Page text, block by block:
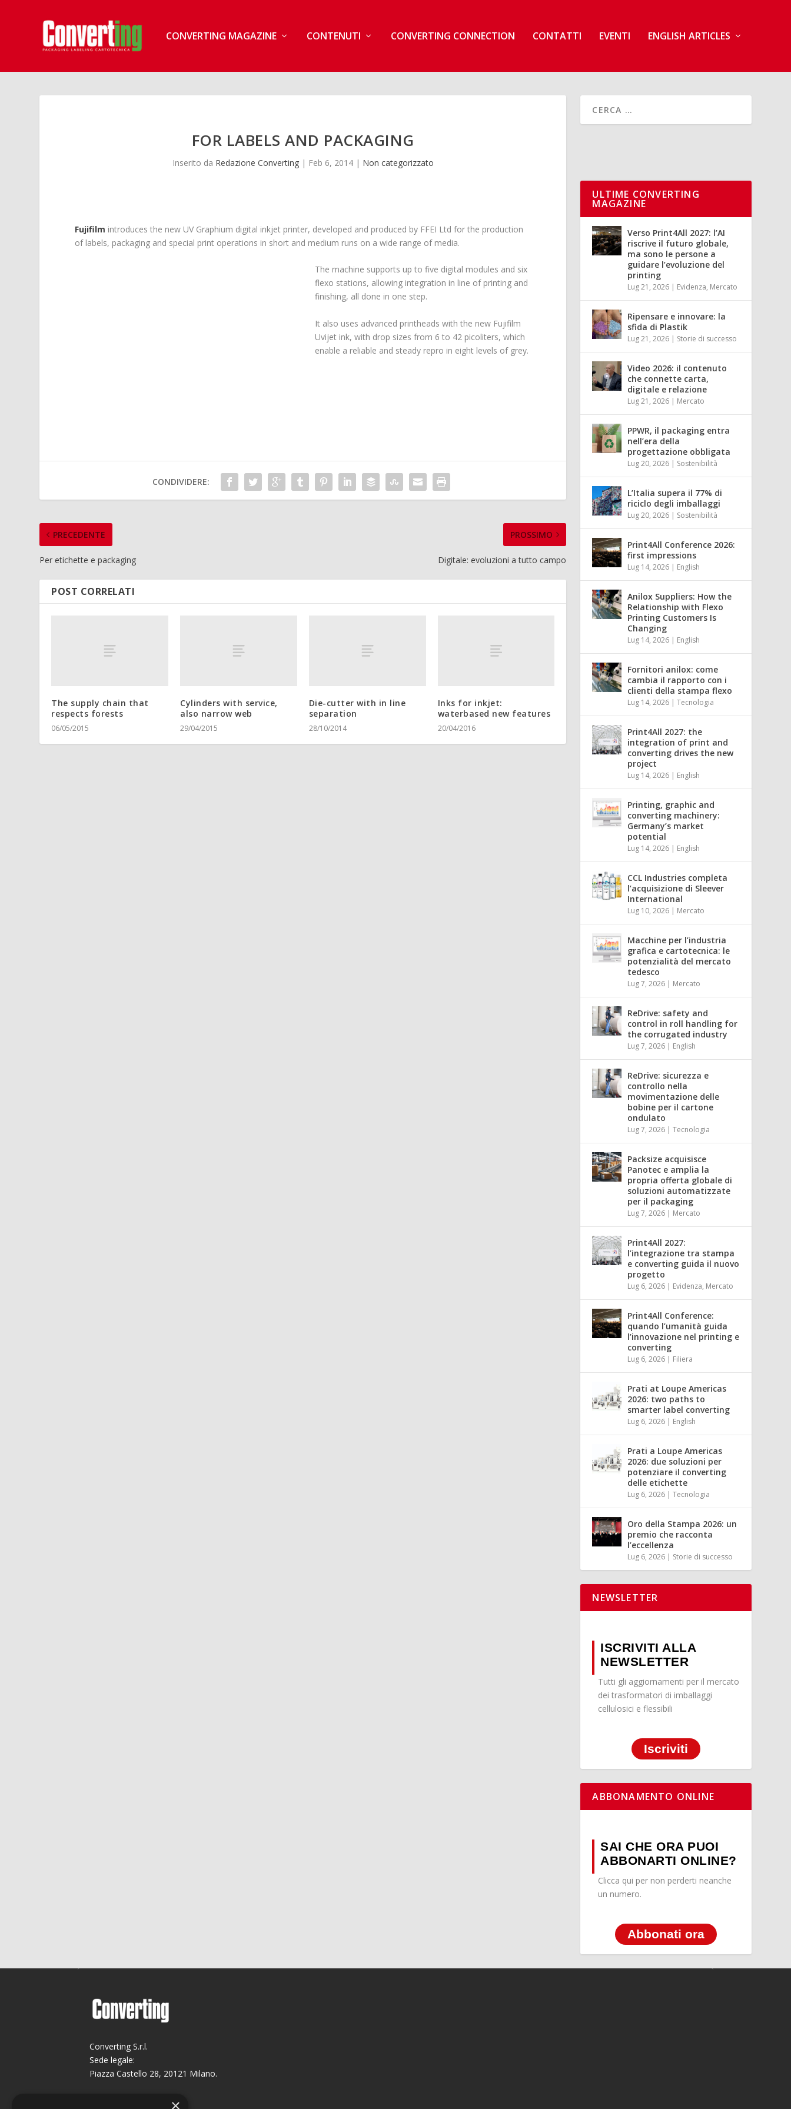
CONVERTING MAGAZINE CONTENUTI CONVERTING CONNECTION CONTATTI EVENTI ENGLISH ARTICLES
FOR LABELS AND PACKAGING
Inserito da Redazione Converting| Feb 6, 2014| Non categorizzato
Fujifilm introduces the new UV Graphium digital inkjet printer, developed and produced by FFEI Ltd for the production
of labels, packaging and special print operations in short and medium runs on a wide range of media.
The machine supports up to five digital modules and six
flexo stations, allowing integration in line of printing and
finishing, all done in one step.
It also uses advanced printheads with the new Fujifilm
Uvijet ink, with drop sizes from 6 to 42 picoliters, which
enable a reliable and steady repro in eight levels of grey.
CONDIVIDERE:
PRECEDENTE
Per etichette e packaging
PROSSIMO
Digitale: evoluzioni a tutto campo
POST CORRELATI
The supply chain that
respects forests
06/05/2015
Cylinders with service,
also narrow web
29/04/2015
Die-cutter with in line
separation
28/10/2014
Inks for inkjet:
waterbased new features
20/04/2016
ULTIME CONVERTING
MAGAZINE
Verso Print4All 2027: l’AI
riscrive il futuro globale,
ma sono le persone a
guidare l’evoluzione del
printing
Lug 21, 2026 | Evidenza, Mercato
Ripensare e innovare: la
sfida di Plastik
Lug 21, 2026 | Storie di successo
Video 2026: il contenuto
che connette carta,
digitale e relazione
Lug 21, 2026 | Mercato
PPWR, il packaging entra
nell’era della
progettazione obbligata
Lug 20, 2026 | Sostenibilità
L’Italia supera il 77% di
riciclo degli imballaggi
Lug 20, 2026 | Sostenibilità
Print4All Conference 2026:
first impressions
Lug 14, 2026 | English
Anilox Suppliers: How the
Relationship with Flexo
Printing Customers Is
Changing
Lug 14, 2026 | English
Fornitori anilox: come
cambia il rapporto con i
clienti della stampa flexo
Lug 14, 2026 |Tecnologia
Print4All 2027: the
integration of print and
converting drives the new
project
Lug 14, 2026 | English
Printing, graphic and
converting machinery:
Germany’s market
potential
Lug 14, 2026 | English
CCL Industries completa
l’acquisizione di Sleever
International
Lug 10, 2026 | Mercato
Macchine per l’industria
grafica e cartotecnica: le
potenzialità del mercato
tedesco
Lug 7, 2026 | Mercato
ReDrive: safety and
control in roll handling for
the corrugated industry
Lug 7, 2026 | English
ReDrive: sicurezza e
controllo nella
movimentazione delle
bobine per il cartone
ondulato
Lug 7, 2026 |Tecnologia
Packsize acquisisce
Panotec e amplia la
propria offerta globale di
soluzioni automatizzate
per il packaging
Lug 7, 2026 | Mercato
Print4All 2027:
l’integrazione tra stampa
e converting guida il nuovo
progetto
Lug 6, 2026 | Evidenza, Mercato
Print4All Conference:
quando l’umanità guida
l’innovazione nel printing e
converting
Lug 6, 2026 | Filiera
Prati at Loupe Americas
2026: two paths to
smarter label converting
Lug 6, 2026 | English
Prati a Loupe Americas
2026: due soluzioni per
potenziare il converting
delle etichette
Lug 6, 2026 |Tecnologia
Oro della Stampa 2026: un
premio che racconta
l’eccellenza
Lug 6, 2026 | Storie di successo
NEWSLETTER
ISCRIVITI ALLA
NEWSLETTER
Tutti gli aggiornamenti per il mercato
dei trasformatori di imballaggi
cellulosici e flessibili
Iscriviti
ABBONAMENTO ONLINE
SAI CHE ORA PUOI
ABBONARTI ONLINE?
Clicca qui per non perderti neanche
un numero.
Abbonati ora
Converting S.r.l.
Sede legale:
Piazza Castello 28, 20121 Milano.